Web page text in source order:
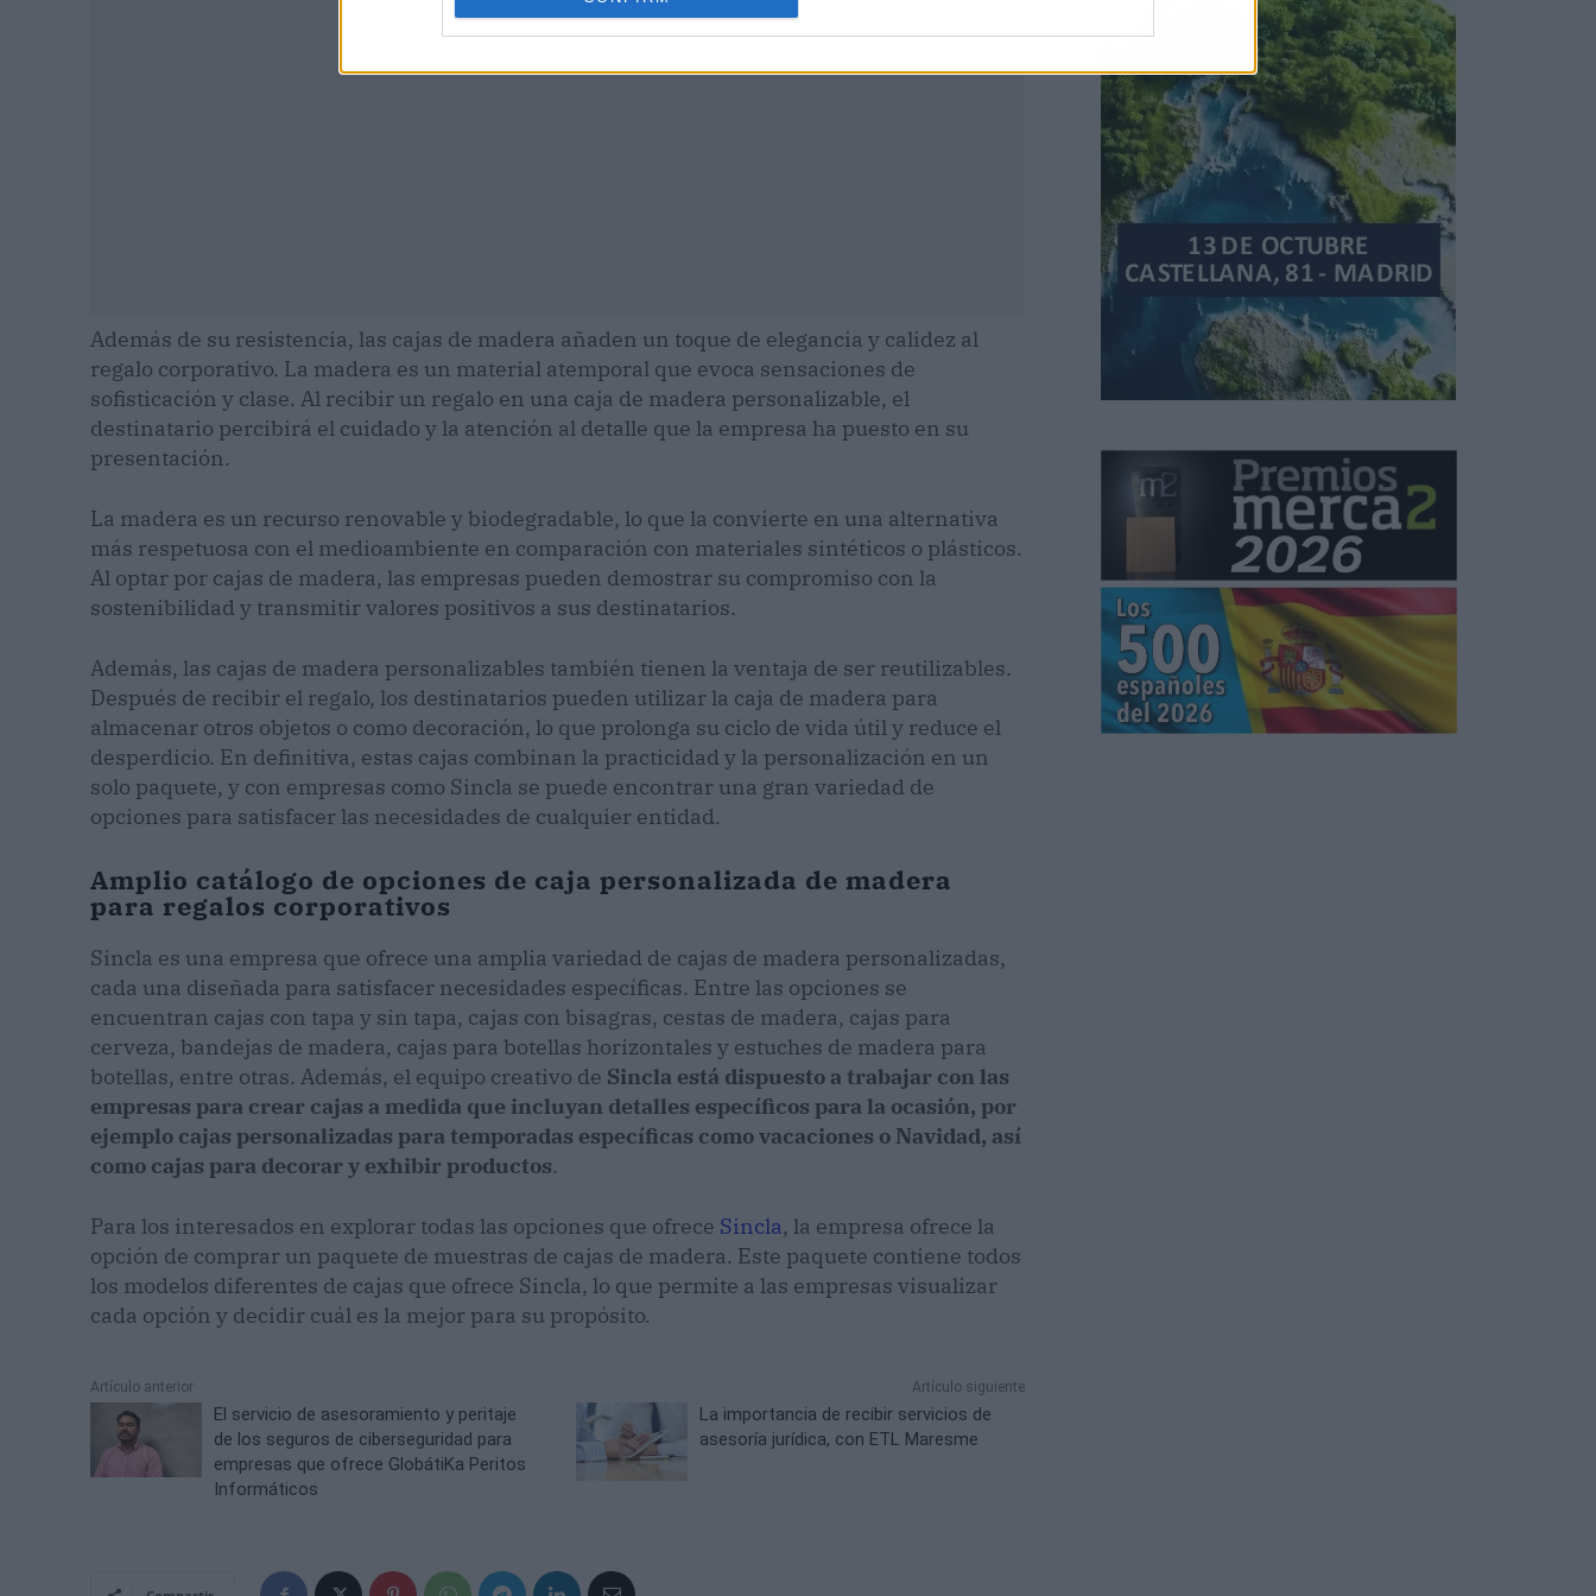
Además de su resistencia, las cajas de madera añaden un toque de elegancia y calidez al
regalo corporativo. La madera es un material atemporal que evoca sensaciones de
sofisticación y clase. Al recibir un regalo en una caja de madera personalizable, el
destinatario percibirá el cuidado y la atención al detalle que la empresa ha puesto en su
presentación.
La madera es un recurso renovable y biodegradable, lo que la convierte en una alternativa
más respetuosa con el medioambiente en comparación con materiales sintéticos o plásticos.
Al optar por cajas de madera, las empresas pueden demostrar su compromiso con la
sostenibilidad y transmitir valores positivos a sus destinatarios.
Además, las cajas de madera personalizables también tienen la ventaja de ser reutilizables.
Después de recibir el regalo, los destinatarios pueden utilizar la caja de madera para
almacenar otros objetos o como decoración, lo que prolonga su ciclo de vida útil y reduce el
desperdicio. En definitiva, estas cajas combinan la practicidad y la personalización en un
solo paquete, y con empresas como Sincla se puede encontrar una gran variedad de
opciones para satisfacer las necesidades de cualquier entidad.
Amplio catálogo de opciones de caja personalizada de madera
para regalos corporativos
Sincla es una empresa que ofrece una amplia variedad de cajas de madera personalizadas,
cada una diseñada para satisfacer necesidades específicas. Entre las opciones se
encuentran cajas con tapa y sin tapa, cajas con bisagras, cestas de madera, cajas para
cerveza, bandejas de madera, cajas para botellas horizontales y estuches de madera para
botellas, entre otras. Además, el equipo creativo de Sincla está dispuesto a trabajar con las
empresas para crear cajas a medida que incluyan detalles específicos para la ocasión, por
ejemplo cajas personalizadas para temporadas específicas como vacaciones o Navidad, así
como cajas para decorar y exhibir productos.
Para los interesados en explorar todas las opciones que ofrece Sincla, la empresa ofrece la
opción de comprar un paquete de muestras de cajas de madera. Este paquete contiene todos
los modelos diferentes de cajas que ofrece Sincla, lo que permite a las empresas visualizar
cada opción y decidir cuál es la mejor para su propósito.
Artículo anterior
El servicio de asesoramiento y peritaje
de los seguros de ciberseguridad para
empresas que ofrece GlobátiKa Peritos
Informáticos
Artículo siguiente
La importancia de recibir servicios de
asesoría jurídica, con ETL Maresme